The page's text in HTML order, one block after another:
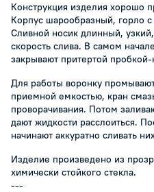
Конструкция изделия хорошо
Корпус шарообразный, горло
Сливной носик длинный,
скорость слива. В самом
закрывают притертой
Для работы воронку
приемной емкостью, кран
проворачивания. Потом
дают жидкости расслоиться.
начинают аккуратно сливать
Изделие произведено из
химически стойкого стекла.
---